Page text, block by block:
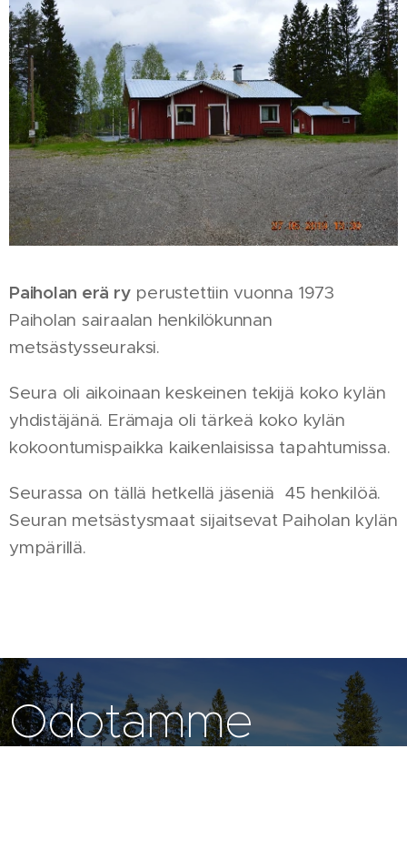
Paiholan erä ryperustettiin vuonna 1973
Paiholan sairaalan henkilökunnan
metsästysseuraksi.
Seura oli aikoinaan keskeinen tekijä koko kylän
yhdistäjänä. Erämaja oli tärkeä koko kylän
kokoontumispaikka kaikenlaisissa tapahtumissa.
Seurassa on tällä hetkellä jäseniä 45 henkilöä.
Seuran metsästysmaat sijaitsevat Paiholan kylän
ympärillä.
Odotamme